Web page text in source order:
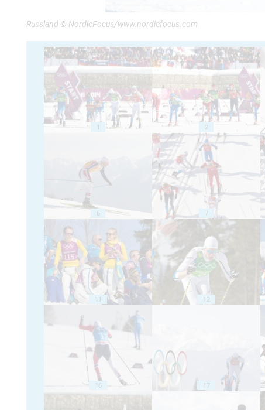
Russland © NordicFocus/www.nordicfocus.com
1 2
6 7
11 12
16 17